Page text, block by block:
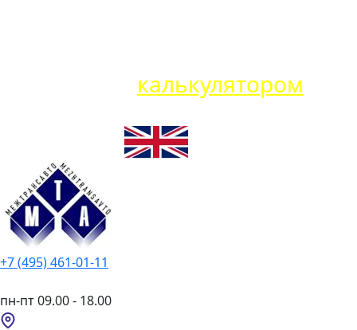
калькулятором
+7 (495) 461-01-11
пн-пт 09.00 - 18.00